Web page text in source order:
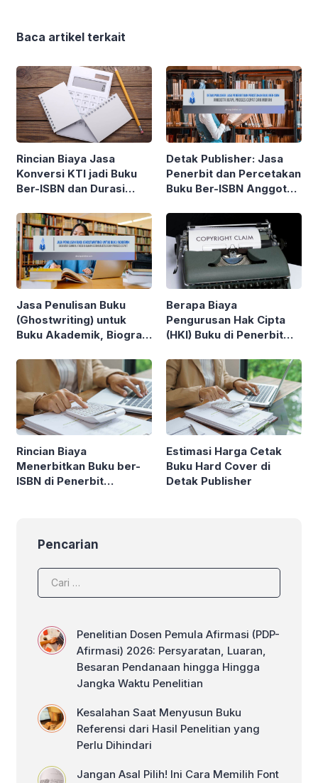
Baca artikel terkait
Rincian Biaya Jasa
Konversi KTI jadi Buku
Ber-ISBN dan Durasi
Publisher
Detak Publisher: Jasa
Penerbit dan Percetakan
Buku Ber-ISBN Anggota
Murah
Jasa Penulisan Buku
(Ghostwriting) untuk
Buku Akademik, Biografi
Berkualitas dan Proses
Cepat
Berapa Biaya
Pengurusan Hak Cipta
(HKI) Buku di Penerbit
Rincian Biaya
Menerbitkan Buku ber-
ISBN di Penerbit
Estimasi Harga Cetak
Buku Hard Cover di
Detak Publisher
Pencarian
Penelitian Dosen Pemula Afirmasi (PDP-
Afirmasi) 2026: Persyaratan, Luaran,
Besaran Pendanaan hingga Hingga
Jangka Waktu Penelitian
Kesalahan Saat Menyusun Buku
Referensi dari Hasil Penelitian yang
Perlu Dihindari
Jangan Asal Pilih! Ini Cara Memilih Font